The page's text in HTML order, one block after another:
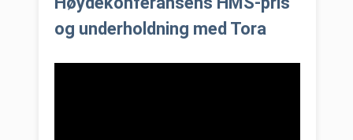
og underholdning med Tora